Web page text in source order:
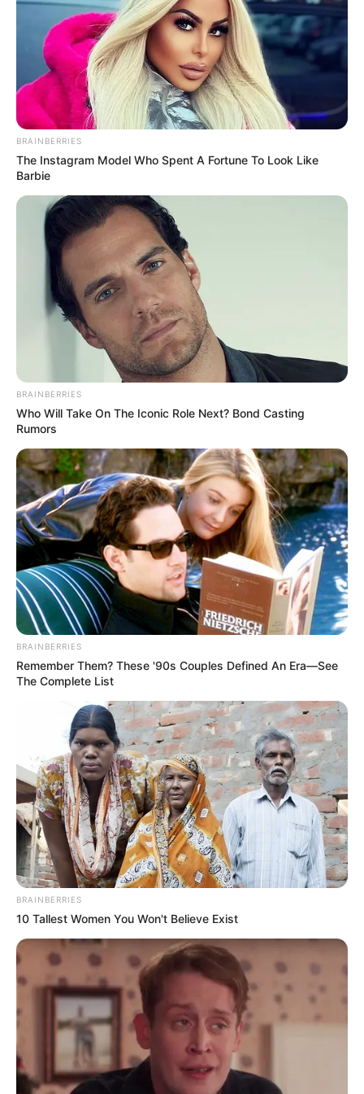
préférable de venir vérifier celui-ci quelques minutes avant
le départ. Car dans le cas de non-partant le pronostic est
susceptible d’évoluer jusqu’à 15 minutes avant la course
du Tiercé Quarté Quinté.
Pour vous aider à faire votre prono n’hésitez pas à utiliser
notre logiciel dePronostics-Spotou bien notrelogiciel-Turf
ils ont l’avantage d’être gratuits.
PRONOSTIC QUINTÉ de la meilleure presse
PMU PLAY
Retrouvez tous les jours lespronostics de la presse sur
cette page.
BRAINBERRIES
The Instagram Model Who Spent A Fortune To Look Like
Barbie
BRAINBERRIES
Who Will Take On The Iconic Role Next? Bond Casting
Rumors
BRAINBERRIES
Remember Them? These '90s Couples Defined An Era—See
The Complete List
BRAINBERRIES
10 Tallest Women You Won't Believe Exist